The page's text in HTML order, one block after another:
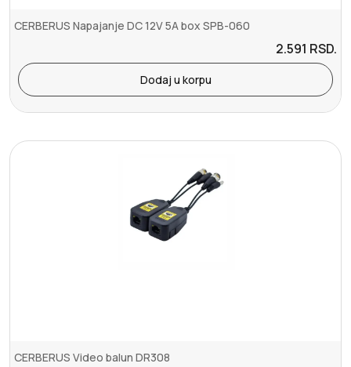
CERBERUS Napajanje DC 12V 5A box SPB-060
2.591 RSD.
Dodaj u korpu
CERBERUS Video balun DR308